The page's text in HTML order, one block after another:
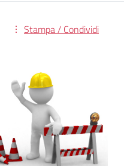
Stampa / Condividi